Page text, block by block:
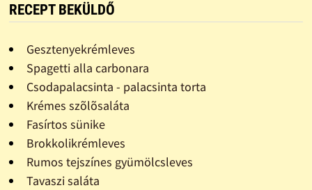
RECEPT BEKÜLDŐ
Gesztenyekrémleves
Spagetti alla carbonara
Csodapalacsinta - palacsinta torta
Krémes szõlõsaláta
Fasírtos sünike
Brokkolikrémleves
Rumos tejszínes gyümölcsleves
Tavaszi saláta